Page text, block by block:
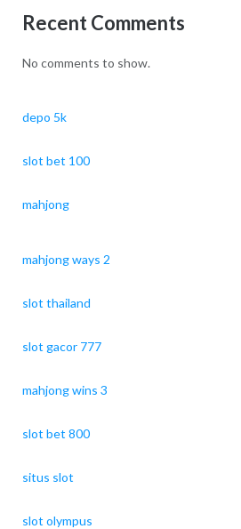
Recent Comments
No comments to show.
depo 5k
slot bet 100
mahjong
mahjong ways 2
slot thailand
slot gacor 777
mahjong wins 3
slot bet 800
situs slot
slot olympus